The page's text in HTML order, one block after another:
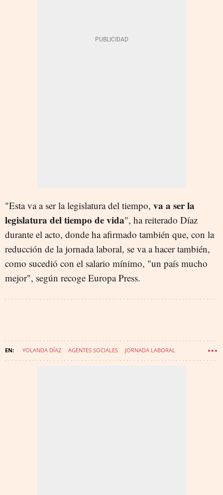
"Esta va a ser la legislatura del tiempo, va a ser la
legislatura del tiempo de vida", ha reiterado Díaz
durante el acto, donde ha afirmado también que, con la
reducción de la jornada laboral, se va a hacer también,
como sucedió con el salario mínimo, "un país mucho
mejor", según recoge Europa Press.
YOLANDA DÍAZ AGENTES SOCIALES JORNADA LABORAL